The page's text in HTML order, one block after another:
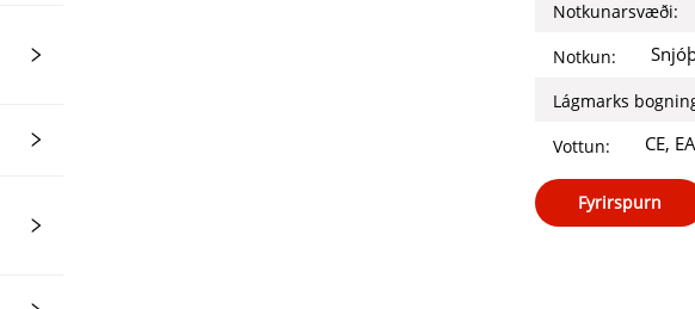
Notkunarsvæði:
Notkun:
Lágmarks
Vottun: CE,
Fyrirspurn